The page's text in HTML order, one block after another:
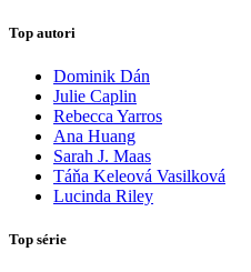
Top autori
Dominik Dán
Julie Caplin
Rebecca Yarros
Ana Huang
Sarah J. Maas
Táňa Keleová Vasilková
Lucinda Riley
Top série